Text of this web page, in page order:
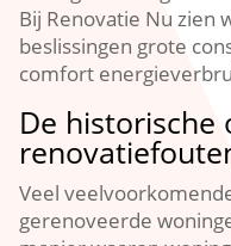
Bij Renovatie Nu zien
beslissingen grote
comfort
De historische
Veel
gerenoveerde